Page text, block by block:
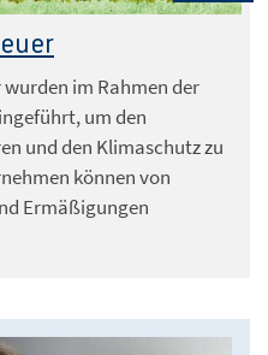
im Rahmen der
um den
und den Klimaschutz zu
können von
Ermäßigungen